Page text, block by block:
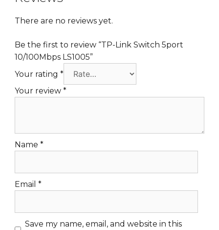
There are no reviews yet.
Be the first to review “TP-Link Switch 5port
10/100Mbps LS1005”
Your rating *
Your review *
Name *
Email *
Save my name, email, and website in this